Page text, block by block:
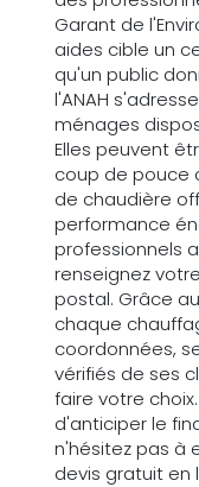
Garant de
aides cible un
qu'un public
l'ANAH
ménages
Elles peuvent
coup de pouce
de chaudière
performance
professionnels
renseignez
postal. Grâce
chaque
coordonnées,
vérifiés de ses
faire votre
d'anticiper le
n'hésitez pas à
devis gratuit en